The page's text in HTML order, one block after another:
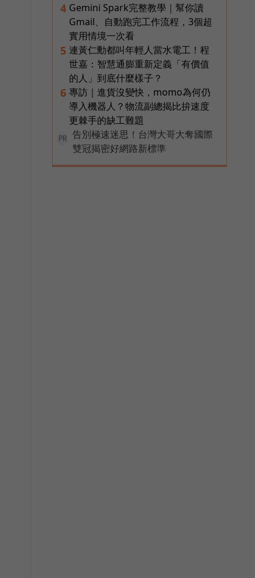
4 Gemini Spark完整教學｜幫你讀
Gmail、自動跑完工作流程，3個超
實用情境一次看
5 連黃仁勳都叫年輕人當水電工！程
世嘉：智慧通膨重新定義「有價值
的人」到底什麼樣子？
6 專訪｜進貨沒變快，momo為何仍
導入機器人？物流副總揭比拚速度
更棘手的缺工難題
PR
告別極速迷思！台灣大哥大奪國際
雙冠揭密好網路新標準